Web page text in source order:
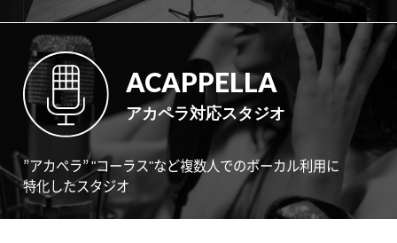
ACAPPELLA
アカペラ対応スタジオ
”アカペラ” "コーラス"など複数人でのボーカル利用に
特化したスタジオ